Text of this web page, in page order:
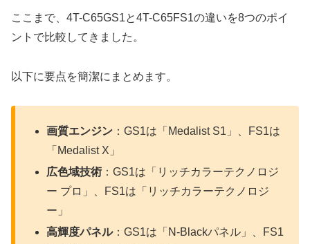
ここまで、4T-C65GS1と4T-C65FS1の違いを8つのポイ
ントで比較してきました。
以下に要点を簡潔にまとめます。
画質エンジン ：GS1は「Medalist S1」、FS1は
「Medalist X」
広色域技術 ：GS1は「リッチカラーテクノロジ
ー プロ」、FS1は「リッチカラーテクノロジ
ー」
高輝度パネル：GS1は「N-Blackパネル」、FS1